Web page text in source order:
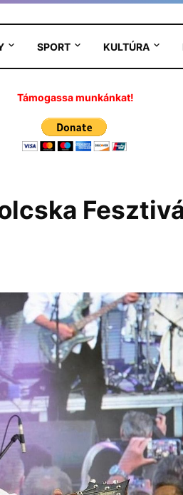
SPORT KULTÚRA
Támogassa munkánkat!